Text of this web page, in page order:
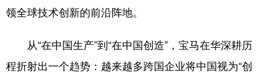
English Español Français عربى
领全球技术创新的前沿阵地。
从“在中国生产”到“在中国创造”，宝马在华深耕历
程折射出一个趋势：越来越多跨国企业将中国视为“创